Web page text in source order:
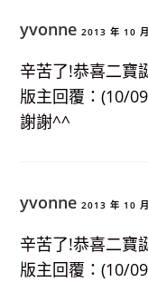
yvonne 2013 年 10
辛苦了!恭喜二寶
版主回覆：(10/
謝謝^^
yvonne 2013 年 10
辛苦了!恭喜二寶
版主回覆：(10/